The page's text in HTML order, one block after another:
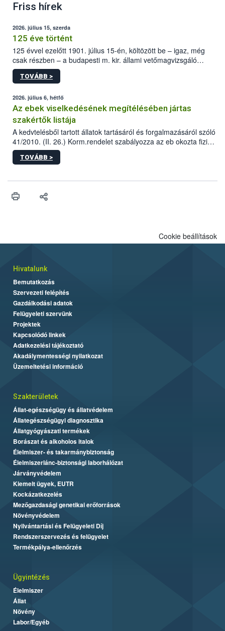
Friss hírek
2026. július 15, szerda
125 éve történt
125 évvel ezelőtt 1901. július 15-én, költözött be – igaz, még
csak részben – a budapesti m. kir. állami vetőmagvizsgáló
állomás a Kis Rókus utca 15. szám alatti, Czigler Győző által
tervezett új épületébe.
TOVÁBB >
2026. július 6, hétfő
Az ebek viselkedésének megítélésében jártas
szakértők listája
A kedvtelésből tartott állatok tartásáról és forgalmazásáról szóló
41/2010. (II. 26.) Korm.rendelet szabályozza az eb okozta fizikai
sérülés, illetve ennek veszélye keletkezésekor felmerülő
hatósági feladatokat, valamint a veszélyes eb tartását és annak
vonni az ebek viselkedésének megítélésében jártas szakértőt.
TOVÁBB >
Cookie beállítások
Hivatalunk
Bemutatkozás
Szervezeti felépítés
Gazdálkodási adatok
Felügyeleti szervünk
Projektek
Kapcsolódó linkek
Adatkezelési tájékoztató
Akadálymentességi nyilatkozat
Üzemeltetési információ
Szakterületek
Állat-egészségügy és állatvédelem
Állategészségügyi diagnosztika
Állatgyógyászati termékek
Borászat és alkoholos italok
Élelmiszer- és takarmánybiztonság
Élelmiszerlánc-biztonsági laborhálózat
Járványvédelem
Kiemelt ügyek, EUTR
Kockázatkezelés
Mezőgazdasági genetikai erőforrások
Növényvédelem
Nyilvántartási és Felügyeleti Díj
Rendszerszervezés és felügyelet
Termékpálya-ellenőrzés
Ügyintézés
Élelmiszer
Állat
Növény
Labor/Egyéb